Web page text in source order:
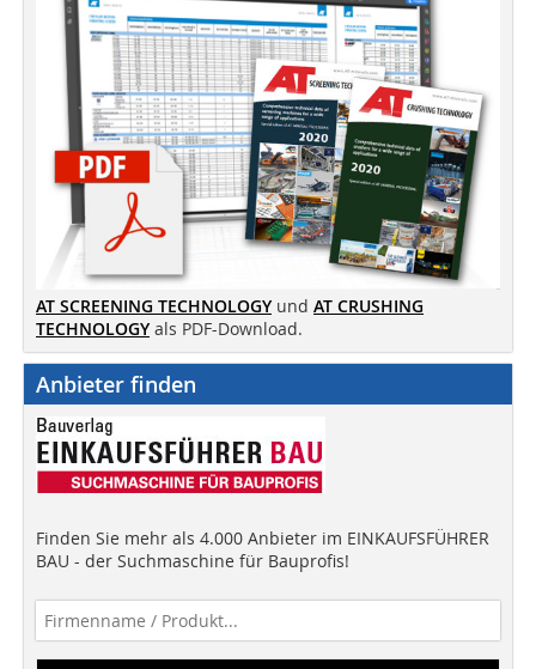
AT SCREENING TECHNOLOGY und AT CRUSHING
TECHNOLOGY als PDF-Download.
Anbieter finden
Finden Sie mehr als 4.000 Anbieter im EINKAUFSFÜHRER
BAU - der Suchmaschine für Bauprofis!